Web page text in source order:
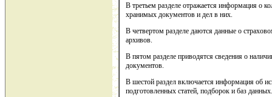
В третьем разделе отражается информация о
хранимых документов и дел в них.
В четвертом разделе даются данные о
архивов.
В пятом разделе приводятся сведения о
документов.
В шестой раздел включается информация об
подготовленных статей, подборок и баз данных.